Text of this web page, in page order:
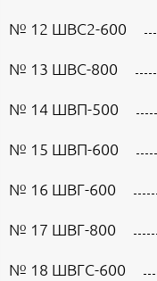
№ 12 ШВС2-600
№ 13 ШВС-800
№ 14 ШВП-500
№ 15 ШВП-600
№ 16 ШВГ-600
№ 17 ШВГ-800
№ 18 ШВГС-600